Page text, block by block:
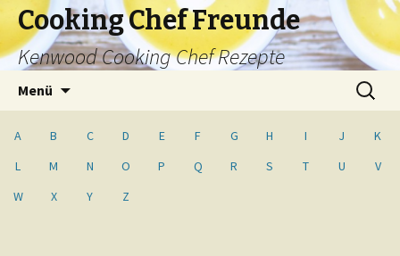
Cooking Chef Freunde
Kenwood Cooking Chef Rezepte
Menü
Suche
nach:
A B C D E F G H I J
K
L
M N O P Q R S T U
V
W
X Y Z